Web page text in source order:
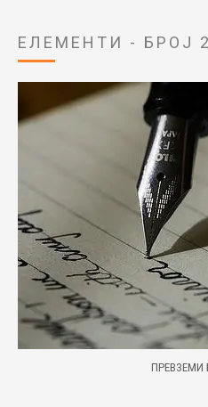
ЕЛЕМЕНТИ - БРОЈ
ПРЕВЗЕМИ